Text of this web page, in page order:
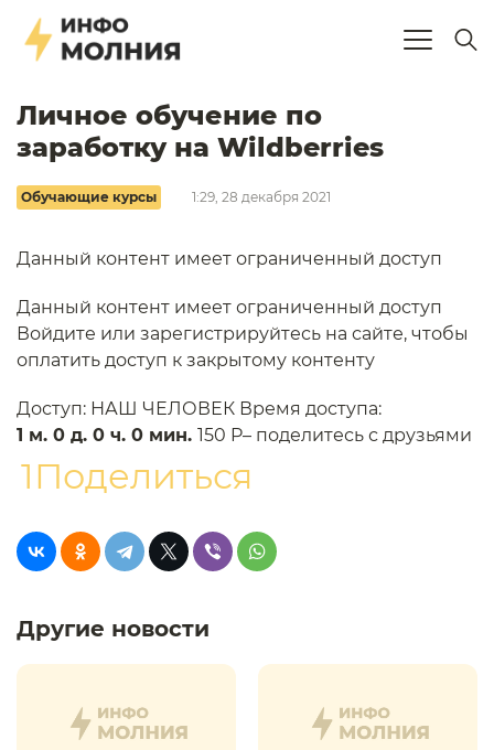
Личное обучение по
заработку на Wildberries
Обучающие курсы 1:29, 28 декабря 2021
Данный контент имеет ограниченный доступ
Данный контент имеет ограниченный доступ
Войдите или зарегистрируйтесь на сайте, чтобы
оплатить доступ к закрытому контенту
Доступ: НАШ ЧЕЛОВЕК Время доступа:
1 м. 0 д. 0 ч. 0 мин. 150 P– поделитесь с друзьями
1Поделиться
Другие новости